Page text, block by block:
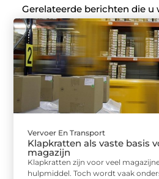
Gerelateerde berichten die u
Vervoer En Transport
Klapkratten als vaste basis
magazijn
Klapkratten zijn voor veel
hulpmiddel. Toch wordt vaak